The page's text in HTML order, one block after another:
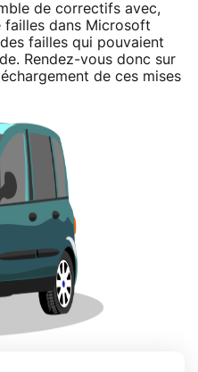
de correctifs avec,
dans Microsoft
failles qui pouvaient
Rendez-vous donc sur
de ces mises